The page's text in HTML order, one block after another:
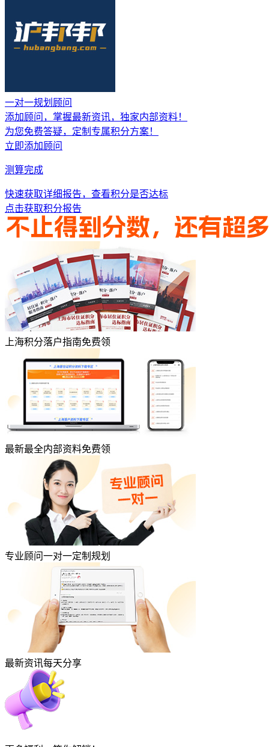
一对一规划顾问
添加顾问，掌握最新资讯，独家内部资料！
为您免费答疑，定制专属积分方案！
立即添加顾问
测算完成
快速获取详细报告，查看积分是否达标
点击获取积分报告
上海积分落户指南免费领
最新最全内部资料免费领
专业顾问一对一定制规划
最新资讯每天分享